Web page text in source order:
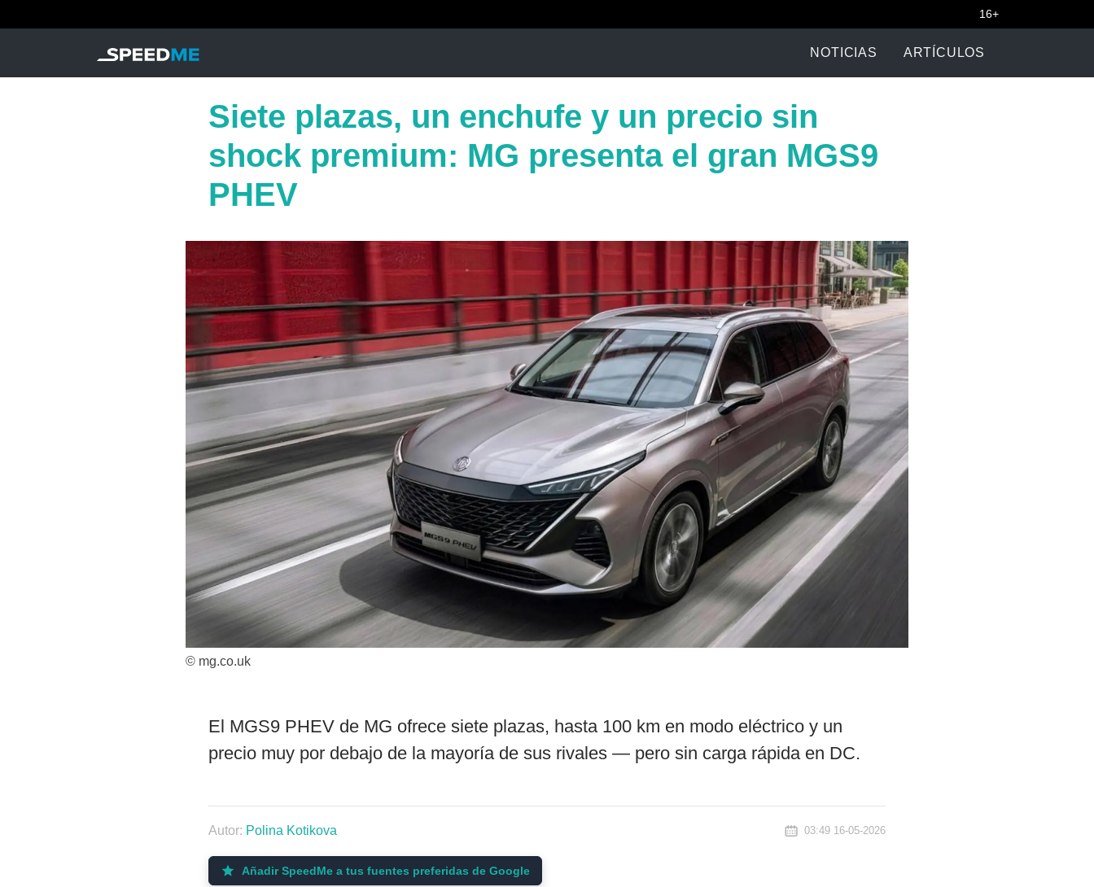
16+
NOTICIAS ARTÍCULOS
Siete plazas, un enchufe y un precio sin
shock premium: MG presenta el gran MGS9
PHEV
© mg.co.uk
El MGS9 PHEV de MG ofrece siete plazas, hasta 100 km en modo eléctrico y un
precio muy por debajo de la mayoría de sus rivales — pero sin carga rápida en DC.
Autor: Polina Kotikova 03:49 16-05-2026
Añadir SpeedMe a tus fuentes preferidas de Google